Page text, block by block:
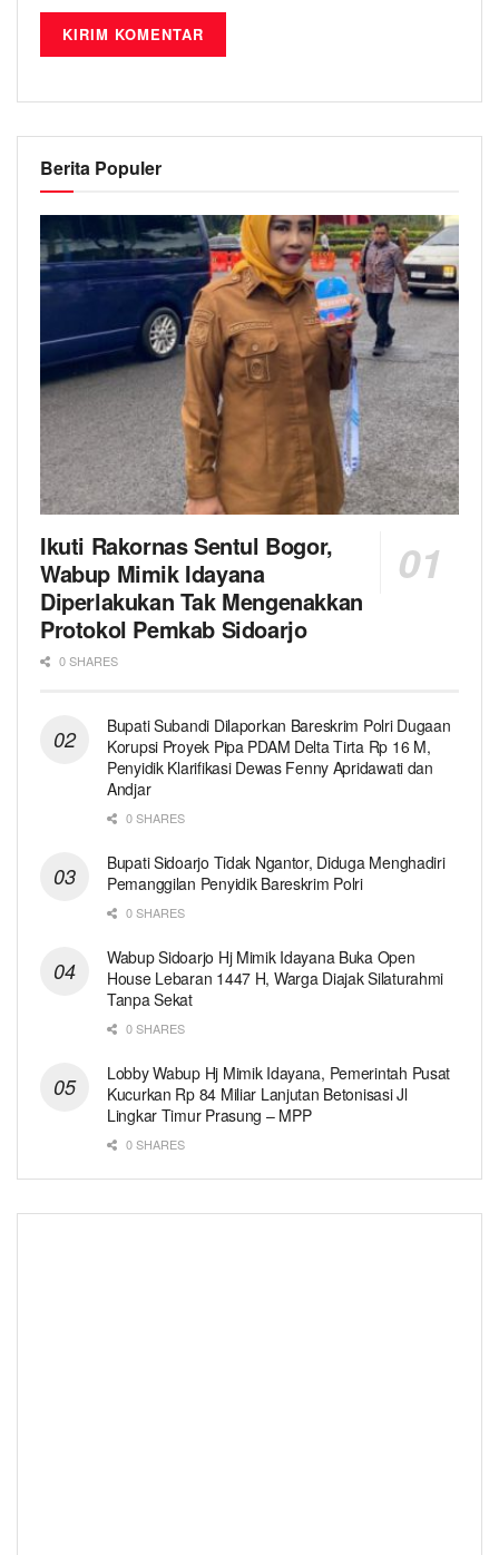
Berita Populer
Ikuti Rakornas Sentul Bogor,
Wabup Mimik Idayana
Diperlakukan Tak Mengenakkan
Protokol Pemkab Sidoarjo
0 SHARES
Bupati Subandi Dilaporkan Bareskrim Polri Dugaan
Korupsi Proyek Pipa PDAM Delta Tirta Rp 16 M,
Penyidik Klarifikasi Dewas Fenny Apridawati dan
Andjar
0 SHARES
Bupati Sidoarjo Tidak Ngantor, Diduga Menghadiri
Pemanggilan Penyidik Bareskrim Polri
0 SHARES
Wabup Sidoarjo Hj Mimik Idayana Buka Open
House Lebaran 1447 H, Warga Diajak Silaturahmi
Tanpa Sekat
0 SHARES
Lobby Wabup Hj Mimik Idayana, Pemerintah Pusat
Kucurkan Rp 84 Miliar Lanjutan Betonisasi Jl
Lingkar Timur Prasung – MPP
0 SHARES